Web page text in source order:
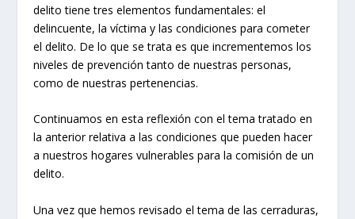
delito tiene tres elementos fundamentales: el
delincuente, la víctima y las condiciones para cometer
el delito. De lo que se trata es que incrementemos los
niveles de prevención tanto de nuestras personas,
como de nuestras pertenencias.
Continuamos en esta reflexión con el tema tratado en
la anterior relativa a las condiciones que pueden hacer
a nuestros hogares vulnerables para la comisión de un
delito.
Una vez que hemos revisado el tema de las cerraduras,